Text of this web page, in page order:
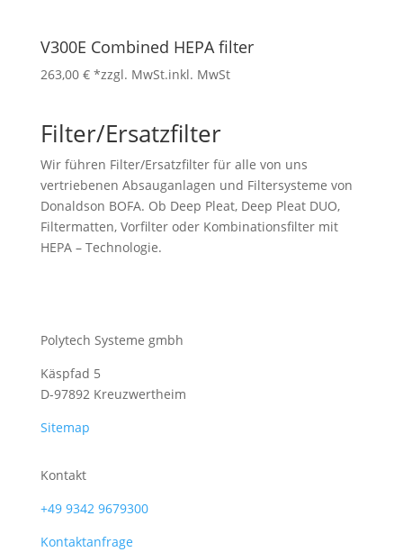
V300E Combined HEPA filter
263,00 € *zzgl. MwSt.inkl. MwSt
Filter/Ersatzfilter
Wir führen Filter/Ersatzfilter für alle von uns
vertriebenen Absauganlagen und Filtersysteme von
Donaldson BOFA. Ob Deep Pleat, Deep Pleat DUO,
Filtermatten, Vorfilter oder Kombinationsfilter mit
HEPA – Technologie.
Polytech Systeme gmbh
Käspfad 5
D-97892 Kreuzwertheim
Sitemap
Kontakt
+49 9342 9679300
Kontaktanfrage